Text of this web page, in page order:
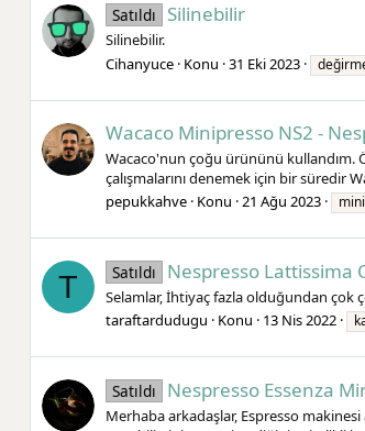
Satıldı Silinebilir
Silinebilir.
Cihanyuce Konu 31 Eki 2023
Wacaco Minipresso NS2 -
Wacaco'nun çoğu ürününü kullandım.
çalışmalarını denemek için bir süredir
pepukkahve Konu 21 Ağu 2023
T Satıldı Nespresso Lattissima
Selamlar, İhtiyaç fazla olduğundan çok
taraftardudugu
Konu 13 Nis 2022
Satıldı Nespresso Essenza
Merhaba arkadaşlar, Espresso